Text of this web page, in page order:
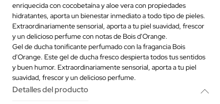
enriquecida con cocobetaína y aloe vera con propiedades
hidratantes, aporta un bienestar inmediato a todo tipo de pieles.
Extraordinariamente sensorial, aporta a tu piel suavidad, frescor
y un delicioso perfume con notas de Bois d'Orange.
Gel de ducha tonificante perfumado con la fragancia Bois
d'Orange. Este gel de ducha fresco despierta todos tus sentidos
y buen humor. Extraordinariamente sensorial, aporta a tu piel
suavidad, frescor y un delicioso perfume.
Detalles del producto